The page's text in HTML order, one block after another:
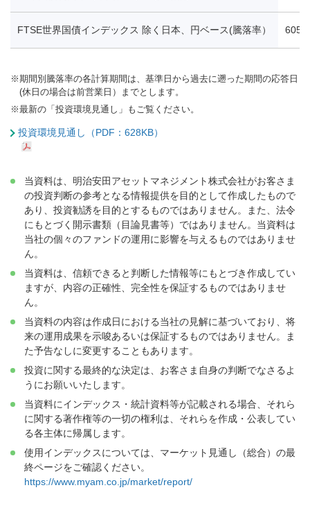
FTSE世界国債インデックス 除く日本、円ベース(騰落率）
※期間別騰落率の各計算期間は、基準日から過去に遡った期間の応答日
(休日の場合は前営業日）までとします。
※最新の「投資環境見通し」もご覧ください。
投資環境見通し（PDF：628KB）
当資料は、明治安田アセットマネジメント株式会社がお客さま
の投資判断の参考となる情報提供を目的として作成したもので
あり、投資勧誘を目的とするものではありません。また、法令
にもとづく開示書類（目論見書等）ではありません。当資料は
当社の個々のファンドの運用に影響を与えるものではありませ
ん。
当資料は、信頼できると判断した情報等にもとづき作成してい
ますが、内容の正確性、完全性を保証するものではありませ
ん。
当資料の内容は作成日における当社の見解に基づいており、将
来の運用成果を示唆あるいは保証するものではありません。ま
た予告なしに変更することもあります。
投資に関する最終的な決定は、お客さま自身の判断でなさるよ
うにお願いいたします。
当資料にインデックス・統計資料等が記載される場合、それら
に関する著作権等の一切の権利は、それらを作成・公表してい
る各主体に帰属します。
使用インデックスについては、マーケット見通し（総合）の最
終ページをご確認ください。
https://www.myam.co.jp/market/report/